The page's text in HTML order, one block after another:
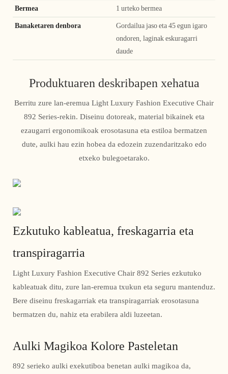
Bermea 1 urteko bermea
Banaketaren denbora
Gordailua jaso eta 45 egun igaro
ondoren, laginak eskuragarri
daude
Produktuaren deskribapen xehatua
Berritu zure lan-eremua Light Luxury Fashion Executive Chair
892 Series-rekin. Diseinu dotoreak, material bikainek eta
ezaugarri ergonomikoak erosotasuna eta estiloa bermatzen
dute, aulki hau ezin hobea da edozein zuzendaritzako edo
etxeko bulegoetarako.
Ezkutuko kableatua, freskagarria eta
transpiragarria
Light Luxury Fashion Executive Chair 892 Series ezkutuko
kableatuak ditu, zure lan-eremua txukun eta seguru mantenduz.
Bere diseinu freskagarriak eta transpiragarriak erosotasuna
bermatzen du, nahiz eta erabilera aldi luzeetan.
Aulki Magikoa Kolore Pasteletan
892 serieko aulki exekutiboa benetan aulki magikoa da,